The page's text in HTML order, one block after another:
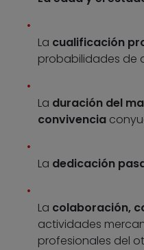
La cualificación
probabilidades de
La duración del
convivencia
La dedicación
La colaboración,
actividades
profesionales del